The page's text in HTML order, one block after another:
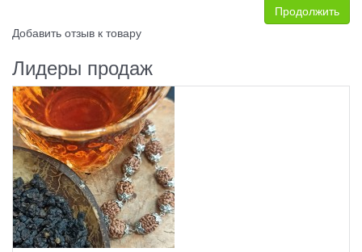
Продолжить
Добавить отзыв к товару
Лидеры продаж